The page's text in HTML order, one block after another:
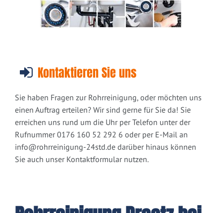
Kontaktieren Sie uns
Sie haben Fragen zur Rohrreinigung, oder möchten uns
einen Auftrag erteilen? Wir sind gerne für Sie da! Sie
erreichen uns rund um die Uhr per Telefon unter der
Rufnummer 0176 160 52 292 6 oder per E-Mail an
info@rohrreinigung-24std.de darüber hinaus können
Sie auch unser Kontaktformular nutzen.